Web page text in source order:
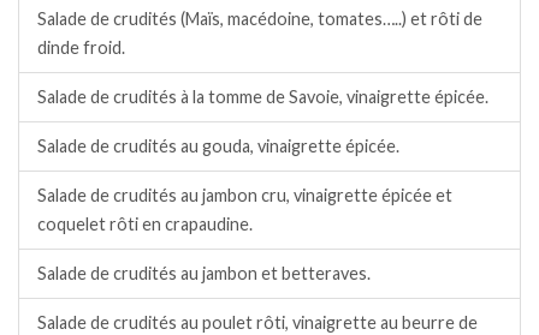
Salade de crudités (Maïs, macédoine, tomates…..) et rôti de
dinde froid.
Salade de crudités à la tomme de Savoie, vinaigrette épicée.
Salade de crudités au gouda, vinaigrette épicée.
Salade de crudités au jambon cru, vinaigrette épicée et
coquelet rôti en crapaudine.
Salade de crudités au jambon et betteraves.
Salade de crudités au poulet rôti, vinaigrette au beurre de